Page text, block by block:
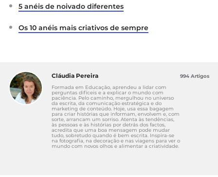
5 anéis de noivado diferentes
Os 10 anéis mais criativos de sempre
Cláudia Pereira
Formada em Educação, aprendeu a lidar com
perguntas difíceis e a explicar o mundo com
paciência. Pelo caminho, mergulhou no universo
da escrita, da comunicação estratégica e do
marketing de conteúdo. Hoje, usa essa bagagem
para criar histórias que informam, envolvem e, com
sorte, arrancam um sorriso. Atenta às tendências,
às pessoas e às histórias por detrás dos factos,
acredita que uma boa mensagem pode mudar
tudo, sobretudo quando é bem escrita. Inspira-se
na fotografia, na decoração e nas viagens para ver o
mundo com novos olhos e alimentar a criatividade.
994 Artigos